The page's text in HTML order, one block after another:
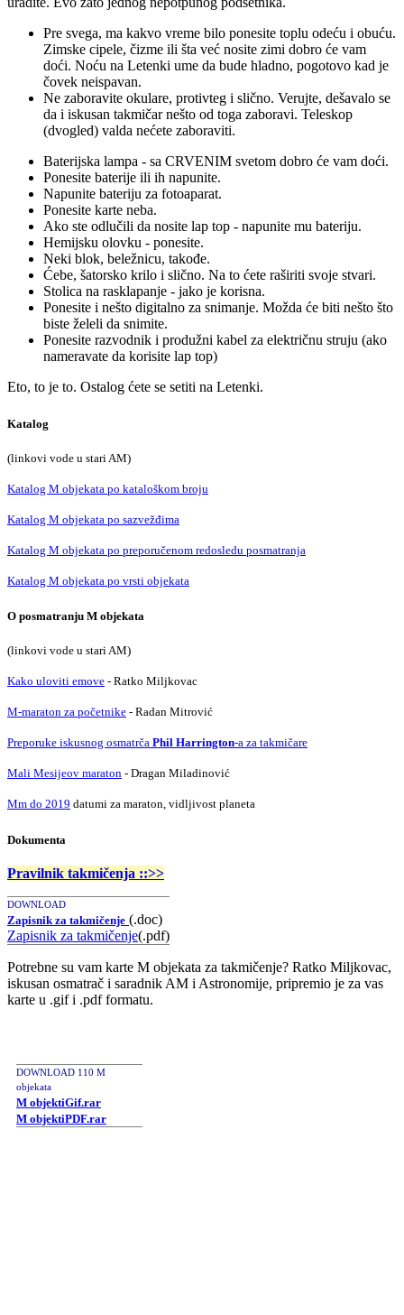
Pre svega, ma kakvo vreme bilo ponesite toplu odeću i obuću.
Zimske cipele, čizme ili šta već nosite zimi dobro će vam
doći. Noću na Letenki ume da bude hladno, pogotovo kad je
čovek neispavan.
Ne zaboravite okulare, protivteg i slično. Verujte, dešavalo se
da i iskusan takmičar nešto od toga zaboravi. Teleskop
(dvogled) valda nećete zaboraviti.
Baterijska lampa - sa CRVENIM svetom dobro će vam doći.
Ponesite baterije ili ih napunite.
Napunite bateriju za fotoaparat.
Ponesite karte neba.
Ako ste odlučili da nosite lap top - napunite mu bateriju.
Hemijsku olovku - ponesite.
Neki blok, beležnicu, takođe.
Ćebe, šatorsko krilo i slično. Na to ćete raširiti svoje stvari.
Stolica na rasklapanje - jako je korisna.
Ponesite i nešto digitalno za snimanje. Možda će biti nešto što
biste želeli da snimite.
Ponesite razvodnik i produžni kabel za električnu struju (ako
nameravate da korisite lap top)
Eto, to je to. Ostalog ćete se setiti na Letenki.
Katalog
(linkovi vode u stari AM)
Katalog M objekata po kataloškom broju
Katalog M objekata po sazvežđima
Katalog M objekata po preporučenom redosledu posmatranja
Katalog M objekata po vrsti objekata
O posmatranju M objekata
(linkovi vode u stari AM)
Kako uloviti emove - Ratko Miljkovac
M-maraton za početnike - Radan Mitrović
Preporuke iskusnog osmatrča Phil Harrington-a za takmičare
Mali Mesijeov maraton - Dragan Miladinović
Mm do 2019 datumi za maraton, vidljivost planeta
Dokumenta
Pravilnik takmičenja ::>>
DOWNLOAD
Zapisnik za takmičenje (.doc)
Zapisnik za takmičenje(.pdf)
Potrebne su vam karte M objekata za takmičenje? Ratko Miljkovac,
iskusan osmatrač i saradnik AM i Astronomije, pripremio je za vas
karte u .gif i .pdf formatu.
DOWNLOAD 110 M
objekata
M objektiGif.rar
M objektiPDF.rar